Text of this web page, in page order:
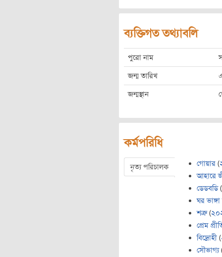
ব্যক্তিগত তথ্যাবলি
পুরো নাম
জন্ম তারিখ
জন্মস্থান
কর্মপরিধি
নৃত্য পরিচালক গোয়ার (
আহারে
ডেডবডি(
ঘর
শত্রু(
প্রেম
বিদ্রোহী (
সৌভাগ্য